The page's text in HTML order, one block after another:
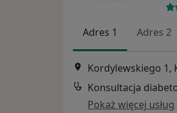
Adres 1 Adres 2
Kordylewskiego 1,
Pokaż więcej usług